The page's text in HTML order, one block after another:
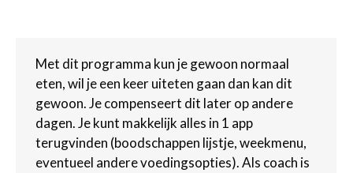
Met dit programma kun je gewoon normaal
eten, wil je een keer uiteten gaan dan kan dit
gewoon. Je compenseert dit later op andere
dagen. Je kunt makkelijk alles in 1 app
terugvinden (boodschappen lijstje, weekmenu,
eventueel andere voedingsopties). Als coach is